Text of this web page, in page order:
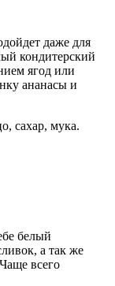
даже для
кондитерский
ягод или
ананасы и
сахар, мука.
белый
а так же
всего